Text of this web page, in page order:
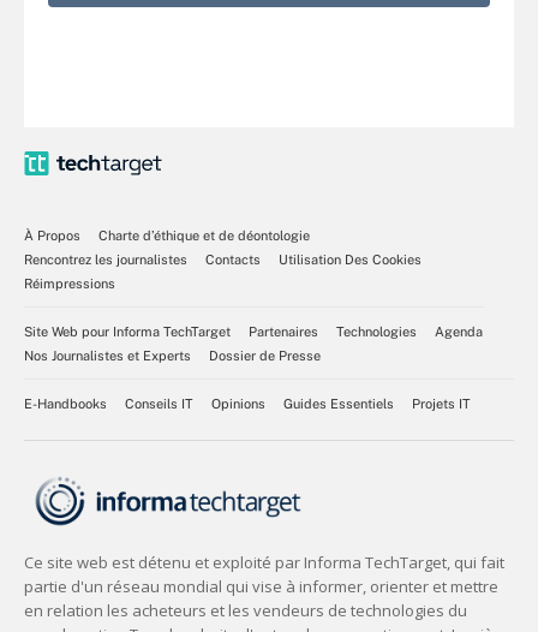
À Propos
Charte d’éthique et de déontologie
Rencontrez les journalistes
Contacts
Utilisation Des Cookies
Réimpressions
Site Web pour Informa TechTarget Partenaires Technologies
Agenda
Nos Journalistes et Experts
Dossier de Presse
E-Handbooks Conseils IT Opinions Guides Essentiels Projets IT